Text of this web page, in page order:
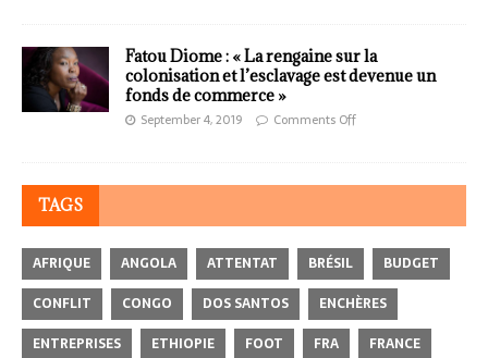
Fatou Diome : « La rengaine sur la
colonisation et l’esclavage est devenue un
fonds de commerce »
September 4, 2019 Comments Off
TAGS
AFRIQUE ANGOLA ATTENTAT BRÉSIL
BUDGET
CONFLIT
CONGO DOS SANTOS
ENCHÈRES
ENTREPRISES
ETHIOPIE FOOT FRA FRANCE